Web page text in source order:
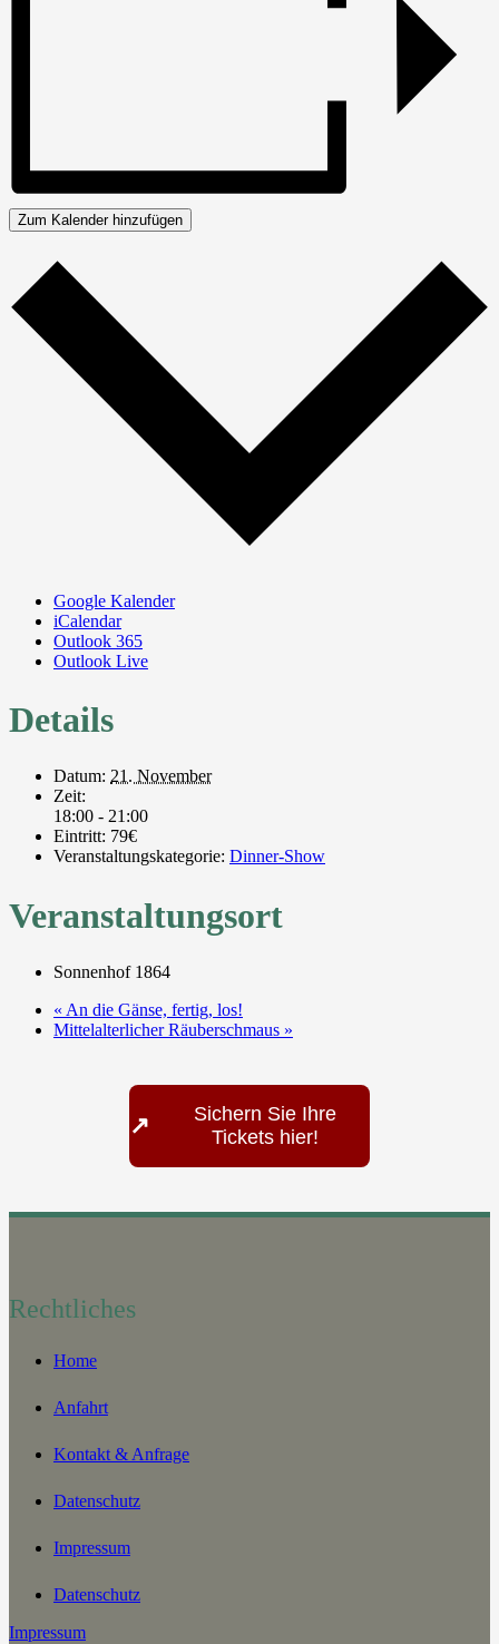
Zum Kalender hinzufügen
Google Kalender
iCalendar
Outlook 365
Outlook Live
Details
Datum: 21. November
Zeit:
18:00 - 21:00
Eintritt: 79€
Veranstaltungskategorie: Dinner-Show
Veranstaltungsort
Sonnenhof 1864
« An die Gänse, fertig, los!
Mittelalterlicher Räuberschmaus »
↗
Sichern Sie Ihre
Tickets hier!
Rechtliches
Home
Anfahrt
Kontakt & Anfrage
Datenschutz
Impressum
Datenschutz
Impressum